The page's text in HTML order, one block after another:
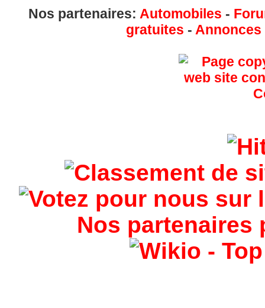
Nos partenaires: Automobiles -
gratuites -
Nos partenaires